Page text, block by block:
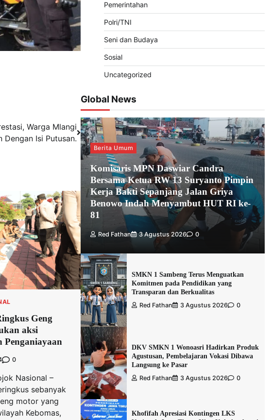
Warga Mlangi
Dengan Isi Putusan.
Geng
aksi
Penganiayaan
0
Nasional –
sebanyak
motor yang
Kebomas,
Pemerintahan
Polri/TNI
Seni dan Budaya
Sosial
Uncategorized
Global News
Berita Umum
Komisaris MPN Daswiar Candra
Bersama Ketua RW 13 Suryanto Pimpin
Kerja Bakti Sepanjang Jalan Griya
Benowo Indah Menyambut HUT RI ke-
81
Red Fathan 3 Agustus 2026 0
SMKN 1 Sambeng Terus Menguatkan
Komitmen pada Pendidikan yang
Transparan dan Berkualitas
Red Fathan 3 Agustus 2026 0
DKV SMKN 1 Wonoasri Hadirkan Produk
Agustusan, Pembelajaran Vokasi Dibawa
Langsung ke Pasar
Red Fathan 3 Agustus 2026 0
Khofifah Apresiasi Kontingen LKS